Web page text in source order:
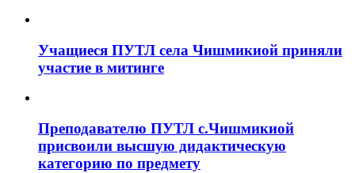
Учащиеся ПУТЛ села Чишмикиой приняли
участие в митинге
Преподавателю ПУТЛ с.Чишмикиой
присвоили высшую дидактическую
категорию по предмету